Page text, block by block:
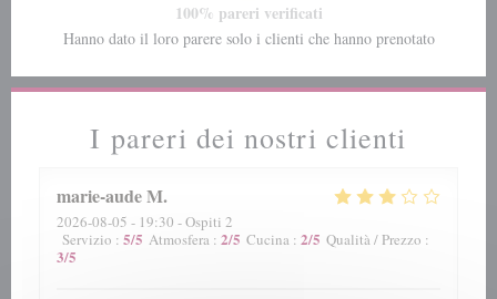
I pareri dei nostri clienti
marie-audeM
2026-08-05 - 19:30 - Ospiti 2
Servizio : 5/5 Atmosfera : 2/5 Cucina : 2/5 Qualità / Prezzo :
3/5
100% pareri verificati
Hanno dato il loro parere solo i clienti che hanno prenotato